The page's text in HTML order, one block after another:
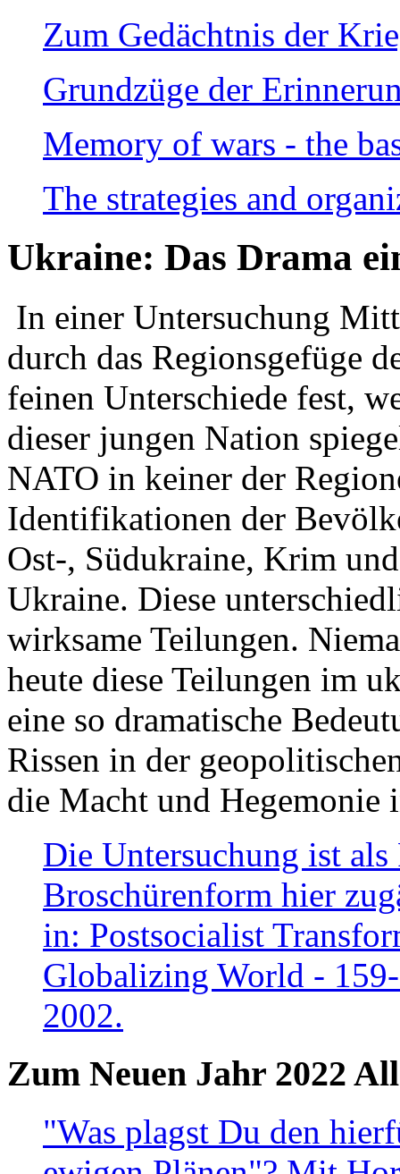
Zum Gedächtnis der
Grundzüge der
Memory of wars - the
The strategies and
Ukraine: Das Drama
In einer Untersuchung
durch das Regionsgefüge
feinen Unterschiede fest,
dieser jungen Nation
NATO in keiner der
Identifikationen der
Ost-, Südukraine, Krim
Ukraine. Diese
wirksame Teilungen.
heute diese Teilungen im
eine so dramatische
Rissen in der
die Macht und Hegemonie
Die Untersuchung ist
Broschürenform hier
in: Postsocialist
Globalizing World -
2002.
Zum Neuen Jahr 2022
"Was plagst Du den